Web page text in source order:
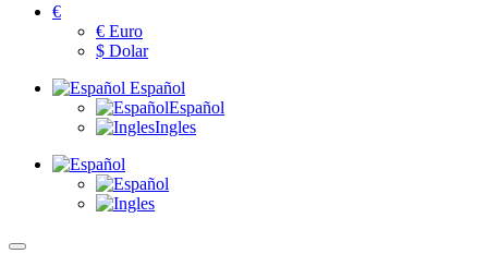
€
€ Euro
$ Dolar
Español
Español
Ingles